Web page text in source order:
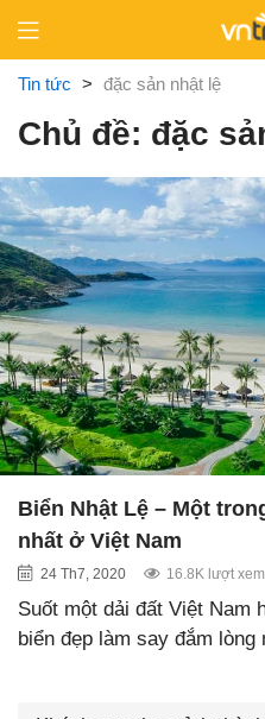
content
Tin tức > đặc sản nhật lệ
Chủ đề: đặc
Biển Nhật Lệ – Một
nhất ở Việt Nam
24 Th7, 2020 16.8K lượt xem
Suốt một dải đất Việt Nam
biển đẹp làm say đắm